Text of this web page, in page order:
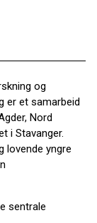
og
er et samarbeid
Nord
i Stavanger.
lovende yngre
sentrale